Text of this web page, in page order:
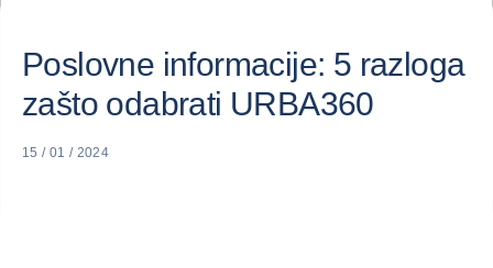
Poslovne informacije: 5 razloga
zašto odabrati URBA360
15 / 01 / 2024